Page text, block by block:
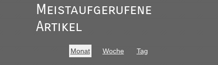
Ist korrekt, aber ich finde man hätte trotzdem im Text gleich
darauf hinweisen können.
War aber nicht "böse" gemeint ...
buchbar - warum auch immer ...
Hab´s versucht - bekomme aber immer angezeigt "auf dieser
Meistaufgerufene
Artikel
Monat Woche Tag